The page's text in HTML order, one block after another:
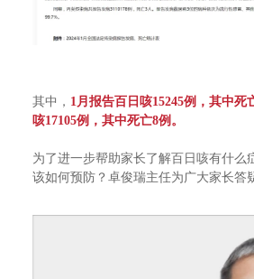
其中， 1月报告百日咳15245例，其中死
咳17105例，其中死亡8例。
为了进一步帮助家长了解百日咳有什么
该如何预防？卓俊瑞主任为广大家长答